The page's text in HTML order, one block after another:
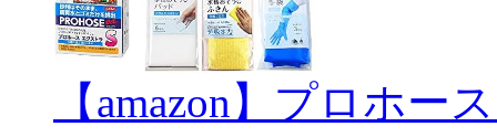
【amazon】プロホー